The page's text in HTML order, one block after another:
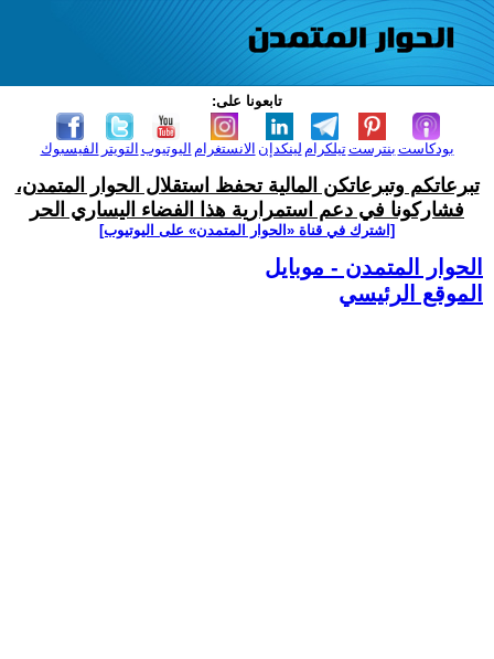
تابعونا على:
الفيسبوك التويتر اليوتيوب الانستغرام لينكدإن تيلكرامبنترست بودكاست
تبرعاتكم وتبرعاتكن المالية تحفظ استقلال الحوار المتمدن،
فشاركونا في دعم استمرارية هذا الفضاء اليساري الحر
[اشترك في قناة ‫«الحوار المتمدن» على اليوتيوب]
الحوار المتمدن - موبايل
الموقع الرئيسي